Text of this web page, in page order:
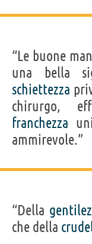
“Le buone
una bella
schiettezza
chirurgo,
franchezza
ammirevole.”
“Della
che della